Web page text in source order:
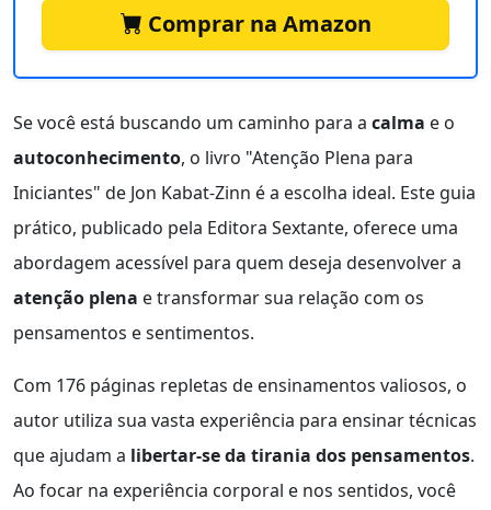
Comprar na Amazon
Se você está buscando um caminho para a calma e o
autoconhecimento, o livro "Atenção Plena para
Iniciantes" de Jon Kabat-Zinn é a escolha ideal. Este guia
prático, publicado pela Editora Sextante, oferece uma
abordagem acessível para quem deseja desenvolver a
atenção plena e transformar sua relação com os
pensamentos e sentimentos.
Com 176 páginas repletas de ensinamentos valiosos, o
autor utiliza sua vasta experiência para ensinar técnicas
que ajudam a libertar-se da tirania dos pensamentos.
Ao focar na experiência corporal e nos sentidos, você